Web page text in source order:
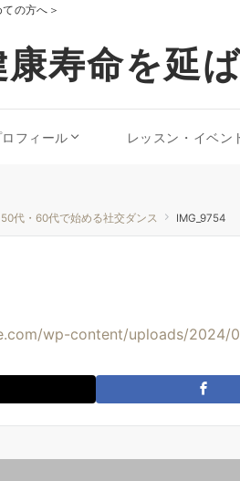
の方へ＞
康寿命を延
ロフィール レッスン・イベン
代・60代で始める社交ダンス IMG_9754
wp-content/uploads/2024/